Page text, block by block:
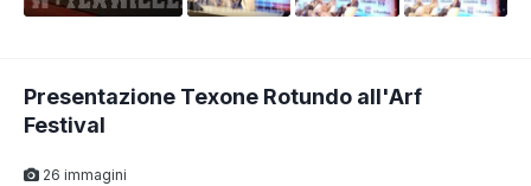
Presentazione Texone Rotundo all'Arf
Festival
26 immagini